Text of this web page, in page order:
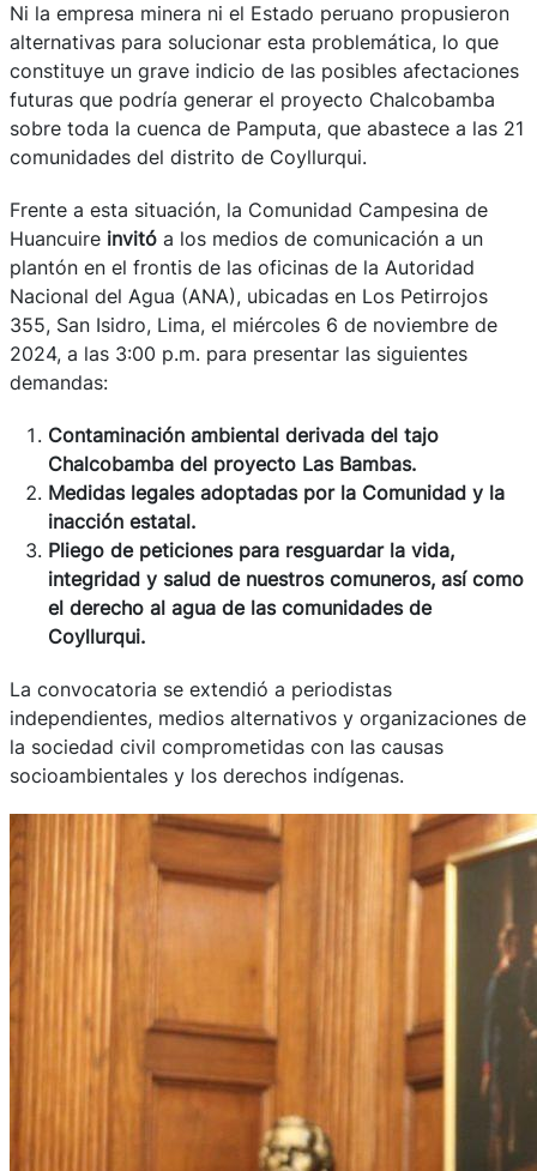
Ni la empresa minera ni el Estado peruano propusieron
alternativas para solucionar esta problemática, lo que
constituye un grave indicio de las posibles afectaciones
futuras que podría generar el proyecto Chalcobamba
sobre toda la cuenca de Pamputa, que abastece a las 21
comunidades del distrito de Coyllurqui.
Frente a esta situación, la Comunidad Campesina de
Huancuire invitó a los medios de comunicación a un
plantón en el frontis de las oficinas de la Autoridad
Nacional del Agua (ANA), ubicadas en Los Petirrojos
355, San Isidro, Lima, el miércoles 6 de noviembre de
2024, a las 3:00 p.m. para presentar las siguientes
demandas:
Contaminación ambiental derivada del tajo
Chalcobamba del proyecto Las Bambas.
Medidas legales adoptadas por la Comunidad y la
inacción estatal.
Pliego de peticiones para resguardar la vida,
integridad y salud de nuestros comuneros, así como
el derecho al agua de las comunidades de
Coyllurqui.
La convocatoria se extendió a periodistas
independientes, medios alternativos y organizaciones de
la sociedad civil comprometidas con las causas
socioambientales y los derechos indígenas.